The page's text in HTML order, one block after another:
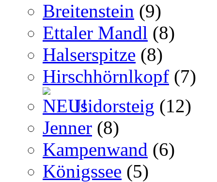
Breitenstein (9)
Ettaler Mandl (8)
Halserspitze (8)
Hirschhörnlkopf (7)
Isidorsteig (12)
Jenner (8)
Kampenwand (6)
Königssee (5)